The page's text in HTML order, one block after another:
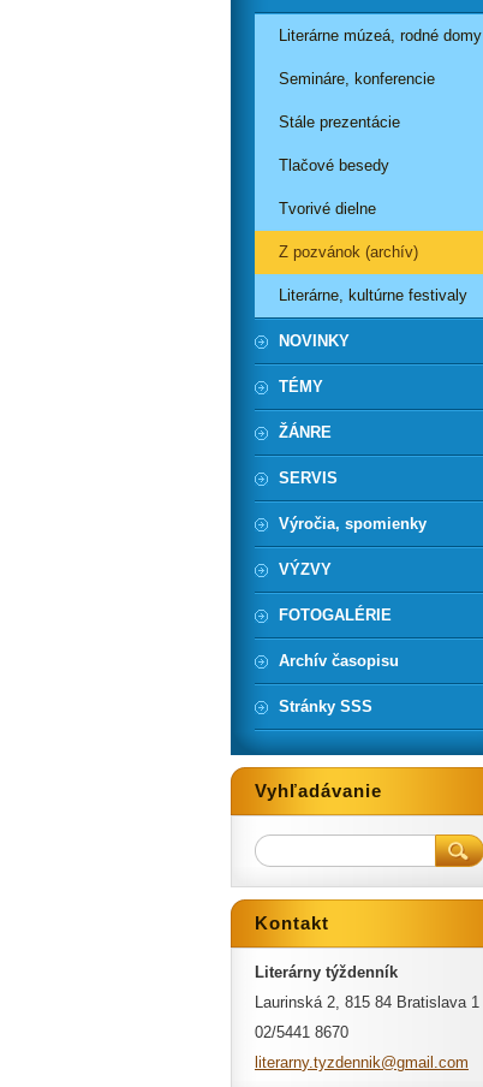
Literárne múzeá, rodné domy
Semináre, konferencie
Stále prezentácie
Tlačové besedy
Tvorivé dielne
Z pozvánok (archív)
Literárne, kultúrne festivaly
NOVINKY
TÉMY
ŽÁNRE
SERVIS
Výročia, spomienky
VÝZVY
FOTOGALÉRIE
Archív časopisu
Stránky SSS
Vyhľadávanie
Kontakt
Literárny týždenník
Laurinská 2, 815 84 Bratislava 1
02/5441 8670
literarny.tyzdennik@gmai l.com